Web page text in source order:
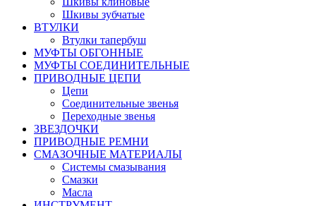
Шкивы зубчатые
ВТУЛКИ
Втулки тапербуш
МУФТЫ ОБГОННЫЕ
МУФТЫ СОЕДИНИТЕЛЬНЫЕ
ПРИВОДНЫЕ ЦЕПИ
Цепи
Соединительные звенья
Переходные звенья
ЗВЕЗДОЧКИ
ПРИВОДНЫЕ РЕМНИ
СМАЗОЧНЫЕ МАТЕРИАЛЫ
Системы смазывания
Смазки
Масла